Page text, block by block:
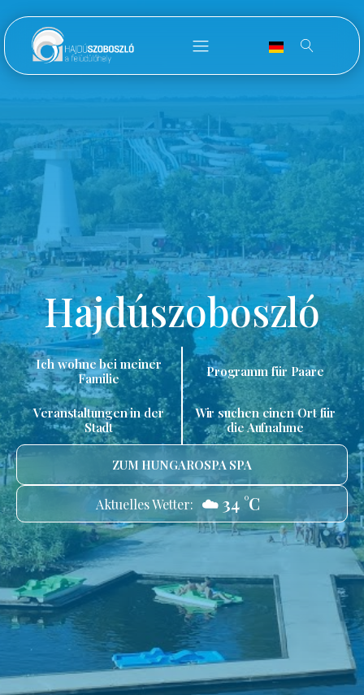
Hajdúszoboszló
Ich wohne bei meiner
Familie
Programm für Paare
Veranstaltungen in der
Stadt
Wir suchen einen Ort für
die Aufnahme
ZUM HUNGAROSPA SPA
Aktuelles Wetter: ☁️ 34 °C